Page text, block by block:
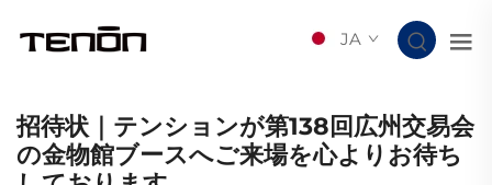
JA
招待状｜テンションが第138回広州交易会
の金物館ブースへご来場を心よりお待ち